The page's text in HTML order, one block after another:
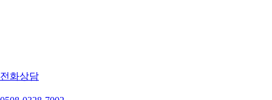
전화상담